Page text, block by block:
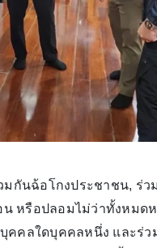
กันฉ้อโกงประชาชน, ร่
หรือปลอมไม่ว่าทั้งหม
คคลใดบุคคลหนึ่ง และร่